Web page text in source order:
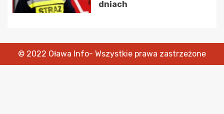
dniach
© 2022 Oława Info- Wszystkie prawa zastrzeżone